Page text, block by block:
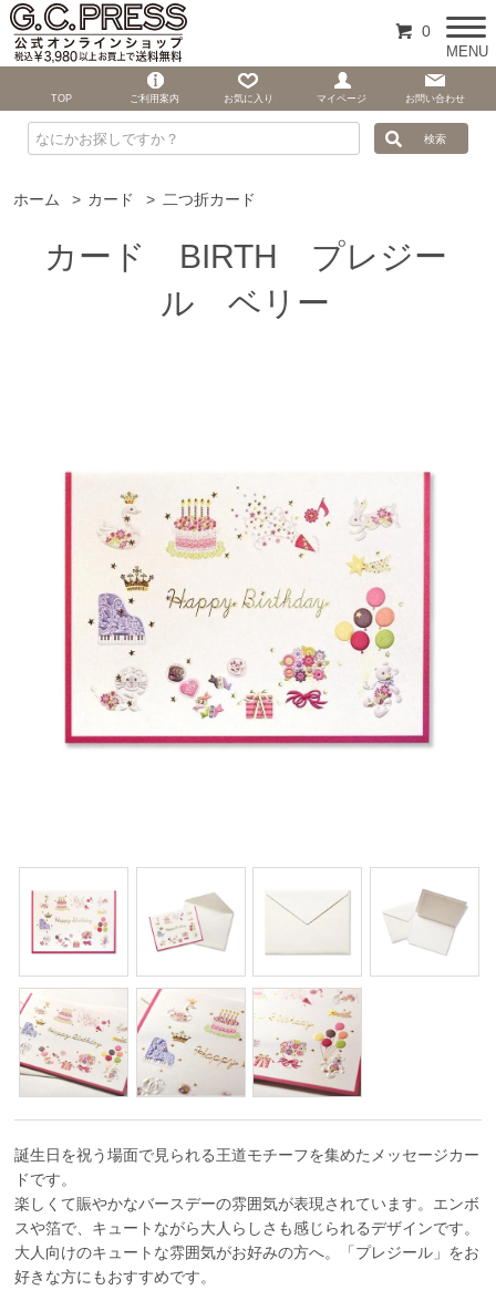
ホーム > カード > 二つ折カード
カード BIRTH プレジー
ル ベリー
誕生日を祝う場面で見られる王道モチーフを集めたメッセージカー
ドです。
楽しくて賑やかなバースデーの雰囲気が表現されています。エンボ
スや箔で、キュートながら大人らしさも感じられるデザインです。
大人向けのキュートな雰囲気がお好みの方へ。「プレジール」をお
好きな方にもおすすめです。
0
MENU
TOP ご利用案内 お気に入り マイページ お問い合わせ